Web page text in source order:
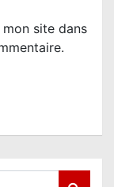
site dans